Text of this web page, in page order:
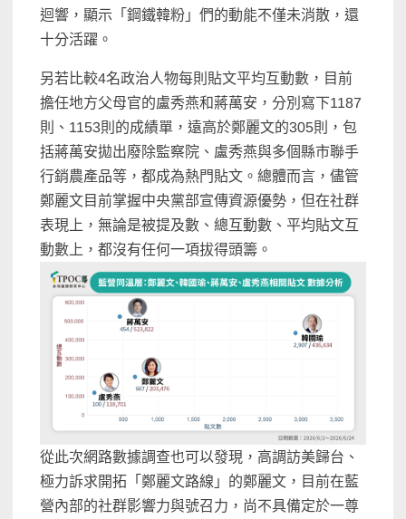
迴響，顯示「鋼鐵韓粉」們的動能不僅未消散，還
十分活躍。
另若比較4名政治人物每則貼文平均互動數，目前
擔任地方父母官的盧秀燕和蔣萬安，分別寫下1187
則、1153則的成績單，遠高於鄭麗文的305則，包
括蔣萬安拋出廢除監察院、盧秀燕與多個縣市聯手
行銷農產品等，都成為熱門貼文。總體而言，儘管
鄭麗文目前掌握中央黨部宣傳資源優勢，但在社群
表現上，無論是被提及數、總互動數、平均貼文互
動數上，都沒有任何一項拔得頭籌。
從此次網路數據調查也可以發現，高調訪美歸台、
極力訴求開拓「鄭麗文路線」的鄭麗文，目前在藍
營內部的社群影響力與號召力，尚不具備定於一尊